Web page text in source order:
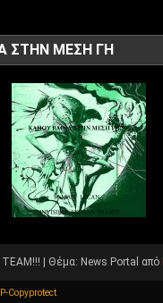
ΣΤΗΝ ΜΕΣΗ ΓΗ
TEAM!!! Θέμα: News Portal από
Copyprotect.